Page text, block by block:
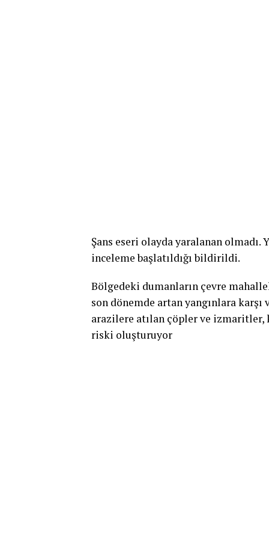
Şans eseri olayda yaralanan olmadı.
inceleme başlatıldığı bildirildi.
Bölgedeki dumanların çevre
son dönemde artan yangınlara
arazilere atılan çöpler ve izmaritler,
riski oluşturuyor